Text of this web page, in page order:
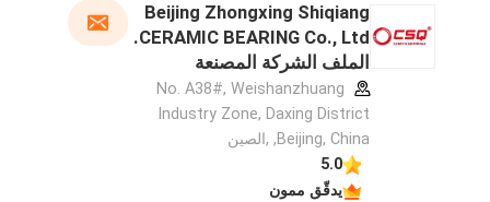
Beijing Zhongxing Shiqiang
CERAMIC BEARING Co., Ltd.
الملف الشركة المصنعة
No. A38#, Weishanzhuang
Industry Zone, Daxing District
,Beijing, China ,الصين
5.0
يدقّق ممون